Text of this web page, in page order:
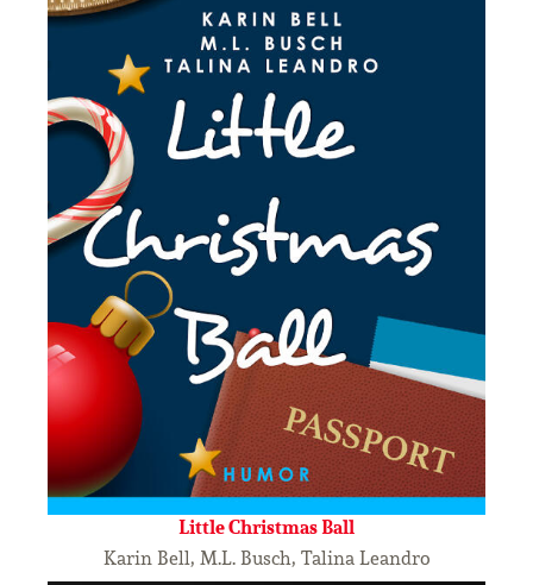
Little Christmas Ball
Karin Bell, M.L. Busch, Talina Leandro